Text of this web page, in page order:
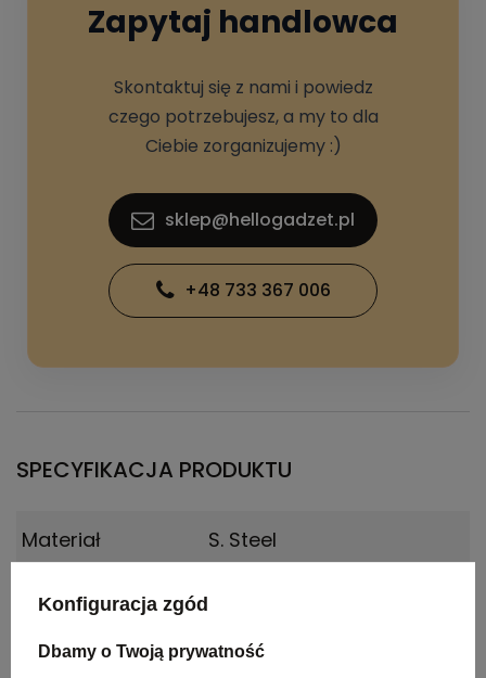
Zapytaj handlowca
Skontaktuj się z nami i powiedz
czego potrzebujesz, a my to dla
Ciebie zorganizujemy :)
sklep@hellogadzet.pl
+48 733 367 006
SPECYFIKACJA PRODUKTU
Materiał S. Steel
Kolor
Wymiary
49 mm
Konfiguracja zgód
Dbamy o Twoją prywatność